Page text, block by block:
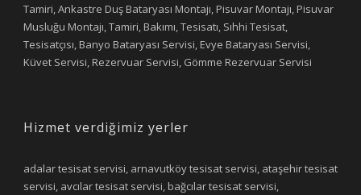
Tamiri, Ankastre Duş Bataryası Montajı, Pisuvar Montajı, Pisuvar
Musluğu Montajı, Tamiri, Bakımı, Tesisatı, Sıhhi Tesisat,
Tesisatçısı, Banyo Bataryası Servisi, Evye Bataryası Servisi,
Küvet Servisi, Rezervuar Servisi, Gömme Rezervuar Servisi
Hizmet verdiğimiz yerler
adalar tesisat servisi, arnavutköy tesisat servisi, ataşehir tesisat
servisi, avcılar tesisat servisi, bağcılar tesisat servisi,